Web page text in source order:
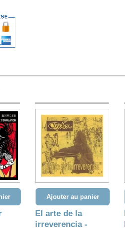
Ajouter au panier
El arte de la
irreverencia -